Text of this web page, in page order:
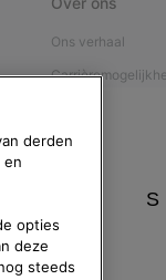
Ons verhaal
Affiliateprogramma
Handleiding
derden
en
opties
deze
steeds